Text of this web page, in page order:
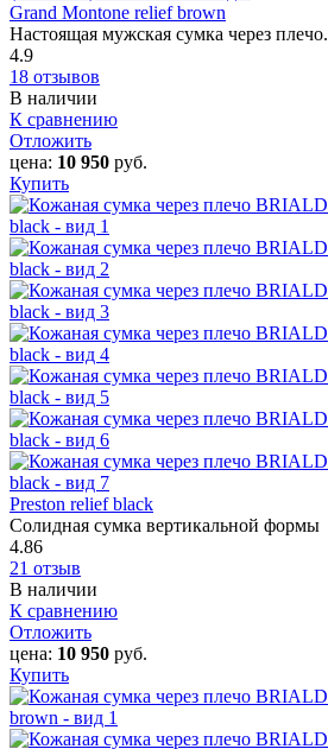
Grand Montone relief brown
Настоящая мужская сумка через плечо.
4.9
18 отзывов
В наличии
К сравнению
Отложить
цена: 10 950 руб.
Купить
Preston relief black
Солидная сумка вертикальной формы
4.86
21 отзыв
В наличии
К сравнению
Отложить
цена: 10 950 руб.
Купить